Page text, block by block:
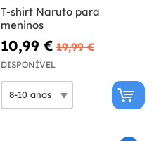
T-shirt Naruto para
meninos
10,99 € 19,99 €
DISPONÍVEL